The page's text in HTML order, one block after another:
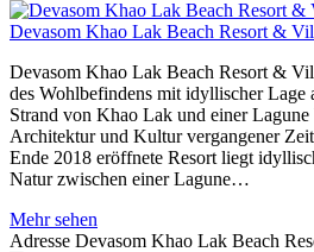
Devasom Khao Lak Beach Resort &
Devasom Khao Lak Beach Resort &
des Wohlbefindens mit idyllischer Lage
Strand von Khao Lak und einer
Architektur und Kultur vergangener
Ende 2018 eröffnete Resort liegt
Natur zwischen einer Lagune…
Mehr sehen
Adresse Devasom Khao Lak Beach